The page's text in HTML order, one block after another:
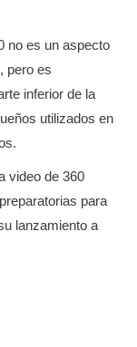
no es un aspecto
pero es
inferior de la
utilizados en
video de 360
para
lanzamiento a